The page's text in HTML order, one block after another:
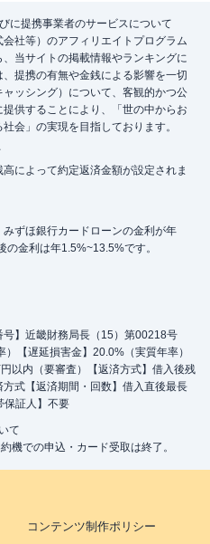
に提携事業者のサービスについて
社等）のアフィリエイトプログラム
当サイトの掲載情報やランキングに
提携の有無や金銭による影響を一切
ッシング）について、客観的かつ公
供することにより、「世の中からお
会」の実現を目指しております。
によって約定返済金額が設定されま
ずほ銀行カードローンの金利が年
金利は年1.5%~13.5%です。
】近畿財務局長（15）第00218号
【遅延損害金】20.0%（実質年率）
以内（要審査）【返済方式】借入後残
式【返済期間・回数】借入直後最長
保証人】不要
て
機での申込・カード受取は終了。
コンテンツ制作ポリシー